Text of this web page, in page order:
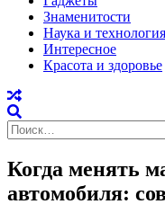
Знаменитости
Наука и технология
Интересное
Красота и здоровье
Найти:
Когда менять
автомобиля: